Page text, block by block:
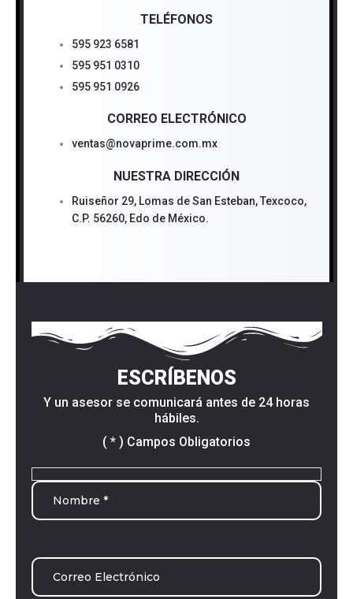
TELÉFONOS
595 923 6581
595 951 0310
595 951 0926
CORREO ELECTRÓNICO
ventas@novaprime.com.mx
NUESTRA DIRECCIÓN
Ruiseñor 29, Lomas de San Esteban, Texcoco,
C.P. 56260, Edo de México.
ESCRÍBENOS
Y un asesor se comunicará antes de 24 horas
hábiles.
( * ) Campos Obligatorios